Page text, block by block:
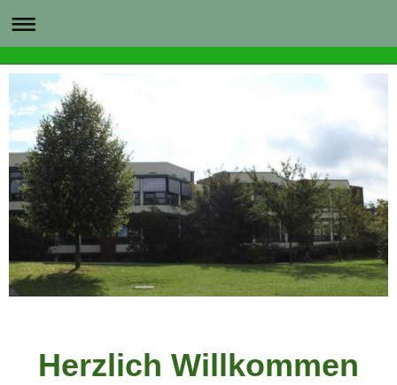
Herzlich Willkommen